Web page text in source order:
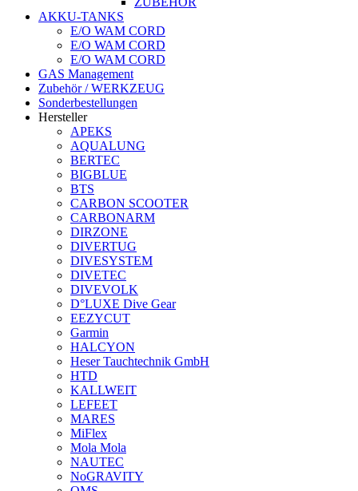
AKKU-TANKS
E/O WAM CORD
E/O WAM CORD
E/O WAM CORD
GAS Management
Zubehör / WERKZEUG
Sonderbestellungen
Hersteller
APEKS
AQUALUNG
BERTEC
BIGBLUE
BTS
CARBON SCOOTER
CARBONARM
DIRZONE
DIVERTUG
DIVESYSTEM
DIVETEC
DIVEVOLK
D°LUXE Dive Gear
EEZYCUT
Garmin
HALCYON
Heser Tauchtechnik GmbH
HTD
KALLWEIT
LEFEET
MARES
MiFlex
Mola Mola
NAUTEC
NoGRAVITY